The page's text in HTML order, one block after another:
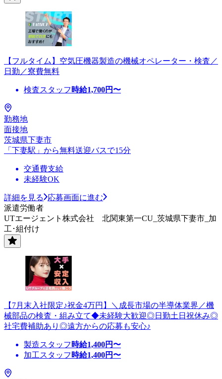
【フルタイム】空気圧機器製造の機械オペレーター・検査／
日勤／寮費無料
検査スタッフ 時給1,700円〜
勤務地
面接地
茨城県下妻市
「下妻駅」から無料送迎バスで15分
交通費支給
未経験OK
詳細を見る
応募画面に進む
派遣労働者
UTエージェント株式会社 北関東第一CU_茨城県下妻市_加
工･組付け
【7月末入社限定♪祝金4万円】＼成長市場の半導体業界／機
械部品の検査・組み立て◆未経験大歓迎◎日勤土日祝休み◎
社宅費補助あり◎遠方からの応募も安心♪
製造スタッフ 時給1,400円〜
加工スタッフ 時給1,400円〜